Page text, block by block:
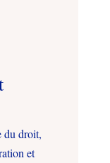
du droit,
et